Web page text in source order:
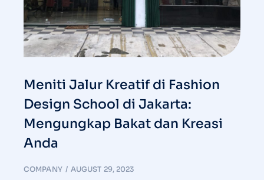
Meniti Jalur Kreatif di Fashion
Design School di Jakarta:
Mengungkap Bakat dan Kreasi
Anda
COMPANY AUGUST 29, 2023